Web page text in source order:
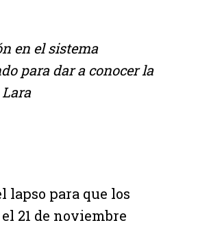
en el sistema
para dar a conocer la
lapso para que los
21 de noviembre